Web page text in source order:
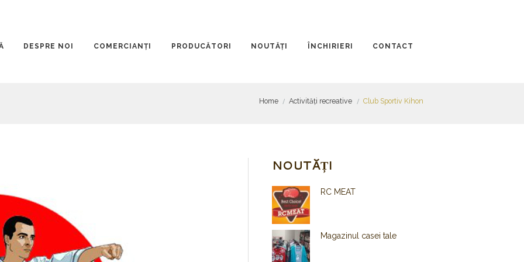
DESPRE NOI COMERCIANȚI PRODUCĂTORI NOUTĂȚI ÎNCHIRIERI CONTACT
Home Activități recreative Club Sportiv Kihon
NOUTĂȚI
RC MEAT
Magazinul casei tale